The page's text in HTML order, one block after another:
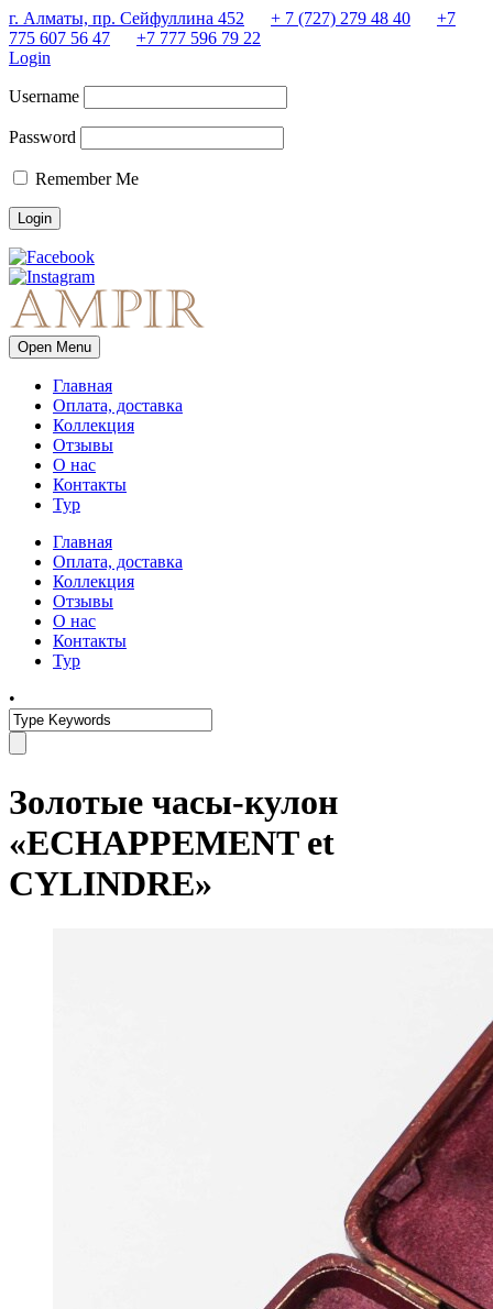
г. Алматы, пр. Сейфуллина 452 + 7 (727) 279 48 40
+7
775 607 56 47
+7 777 596 79 22
Login
Username
Password
Remember Me
Open Menu
Главная
Оплата, доставка
Коллекция
Отзывы
О нас
Контакты
Тур
Главная
Оплата, доставка
Коллекция
Отзывы
О нас
Контакты
Тур
•
Золотые часы-кулон
«ECHAPPEMENT et
CYLINDRE»